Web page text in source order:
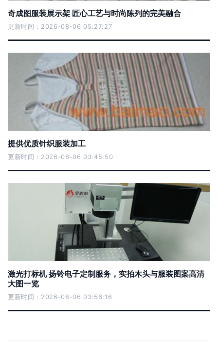
奇成图服装展示架 匠心工艺与时尚陈列的完美融合
更新时间：2026-08-06 05:27:27
提供优质针织服装加工
更新时间：2026-08-06 03:45:50
激光打标机 扬铃电子定制服务，实拍木头与服装图案高清
大图一览
更新时间：2026-08-06 03:56:16